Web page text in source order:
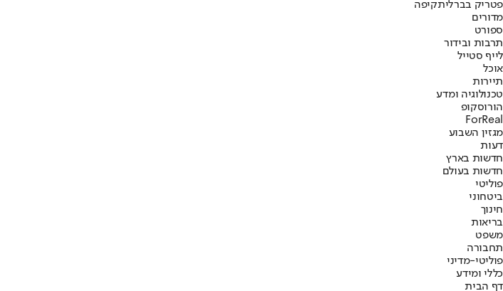
פטריק בברליתקיפה
מדורים
ספורט
תרבות ובידור
לייף סטייל
אוכל
תיירות
טכנולוגיה ומדע
הורוסקופ
ForReal
מגזין השבוע
דעות
חדשות בארץ
חדשות בעולם
פוליטי
ביטחוני
חינוך
בריאות
משפט
תחבורה
פוליטי-מדיני
כללי ומידע
דף הבית